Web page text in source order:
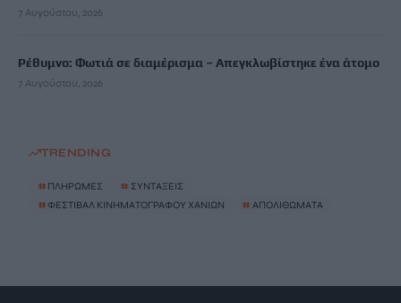
7 Αυγούστου, 2026
Ρέθυμνο: Φωτιά σε διαμέρισμα – Απεγκλωβίστηκε ένα άτομο
7 Αυγούστου, 2026
TRENDING
# ΠΛΗΡΩΜΕΣ # ΣΥΝΤΑΞΕΙΣ
#ΦΕΣΤΙΒΑΛ ΚΙΝΗΜΑΤΟΓΡΑΦΟΥ ΧΑΝΙΩΝ # ΑΠΟΛΙΘΩΜΑΤΑ